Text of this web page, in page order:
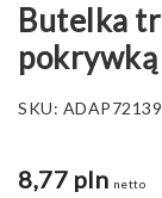
Butelka
SKU:
8,77 pln netto